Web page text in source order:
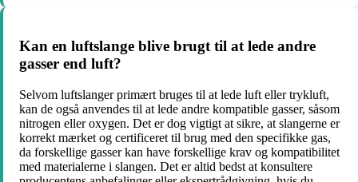
Kan en luftslange blive brugt til at lede andre
gasser end luft?
Selvom luftslanger primært bruges til at lede luft eller trykluft,
kan de også anvendes til at lede andre kompatible gasser, såsom
nitrogen eller oxygen. Det er dog vigtigt at sikre, at slangerne er
korrekt mærket og certificeret til brug med den specifikke gas,
da forskellige gasser kan have forskellige krav og kompatibilitet
med materialerne i slangen. Det er altid bedst at konsultere